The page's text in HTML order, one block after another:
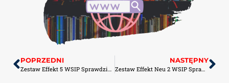
POPRZEDNI
Zestaw Effekt 5 WSIP Sprawdziany Odpowiedzi+ Kartkówki PDF
NASTĘPNY
Zestaw Effekt Neu 2 WSIP Sprawdziany Odpowiedzi+ Kartkówki PDF